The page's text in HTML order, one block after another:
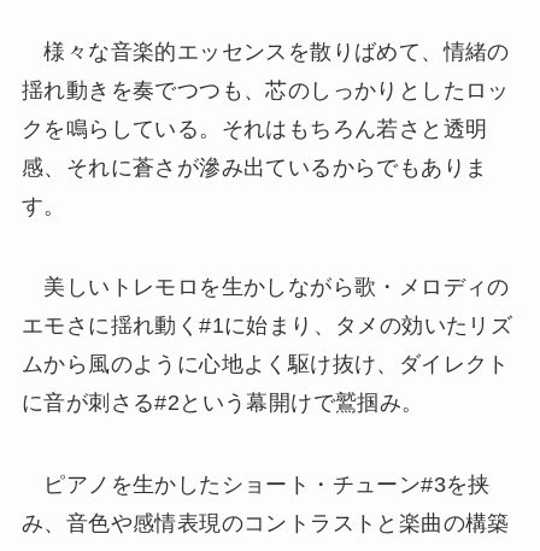
様々な音楽的エッセンスを散りばめて、情緒の
揺れ動きを奏でつつも、芯のしっかりとしたロッ
クを鳴らしている。それはもちろん若さと透明
感、それに蒼さが滲み出ているからでもありま
す。
美しいトレモロを生かしながら歌・メロディの
エモさに揺れ動く#1に始まり、タメの効いたリズ
ムから風のように心地よく駆け抜け、ダイレクト
に音が刺さる#2という幕開けで鷲掴み。
ピアノを生かしたショート・チューン#3を挟
み、音色や感情表現のコントラストと楽曲の構築